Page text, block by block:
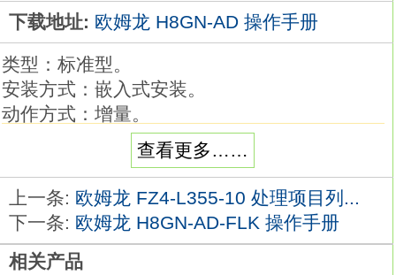
下载地址: 欧姆龙 H8GN-AD 操作手册
类型：标准型。
安装方式：嵌入式安装。
动作方式：增量。
显示方式：LCD(液晶数字显示)(字符高度
8.6mm)(零点抑制的显示)。
复位方式：外部复位/手动复位H8GN-AD操作
手册。
位数：8位。
计数输入：自由电压输入；AC/DC24～240V。
查看更多……
上一条: 欧姆龙 FZ4-L355-10 处理项目列...
下一条: 欧姆龙 H8GN-AD-FLK 操作手册
相关产品